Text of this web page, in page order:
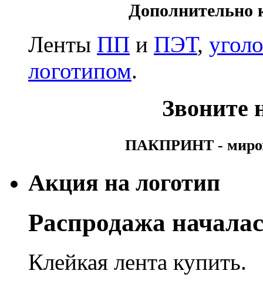
Дополнительно
Ленты ПП и ПЭТ,
логотипом.
Звоните
ПАКПРИНТ -
Акция на логотип
Распродажа
Клейкая лента купить.